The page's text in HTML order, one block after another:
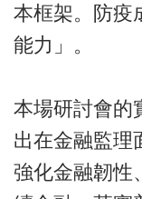
本框架。防疫
能力」。
本場研討會的
出在金融監理
強化金融韌性